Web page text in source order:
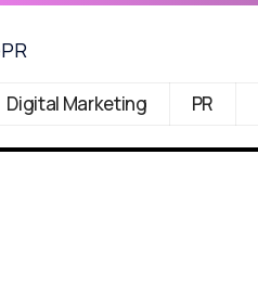
Digital Marketing PR